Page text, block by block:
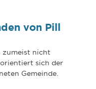
von Pill
zumeist nicht
sich der
Gemeinde.